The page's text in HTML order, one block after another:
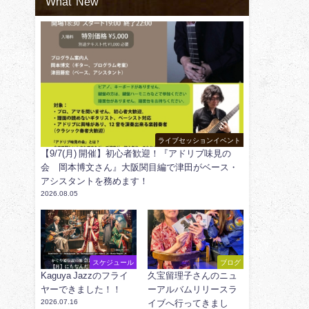
ライブセッションイベント
【9/7(月) 開催】初心者歓迎！『アドリブ味見の
会 岡本博文さん』大阪関目編で津田がベース・
アシスタントを務めます！
2026.08.05
スケジュール
Kaguya Jazzのフライ
ヤーできました！！
2026.07.16
ブログ
久宝留理子さんのニュ
ーアルバムリリースラ
イブへ行ってきまし